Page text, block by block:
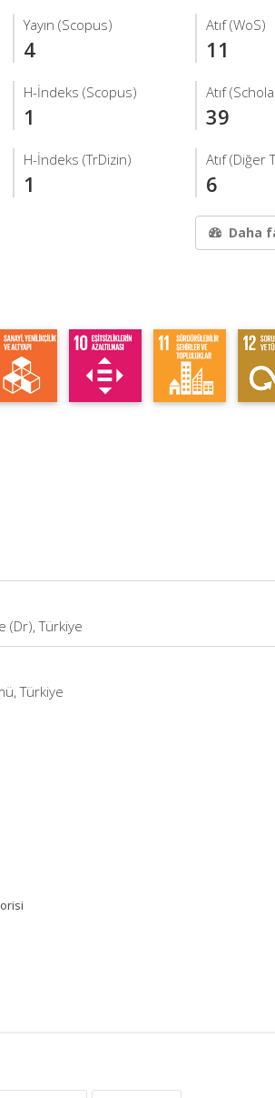
Yayın (Scopus)
4
Atıf (WoS)
11
H-İndeks (Scopus)
1
Atıf
39
H-İndeks (TrDizin)
1
Atıf (Diğer
6
Daha
(Dr), Türkiye
Türkiye